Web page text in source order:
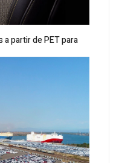
partir de PET para